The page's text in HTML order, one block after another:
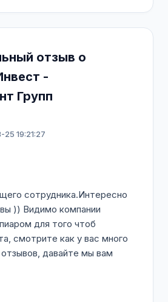
отзыв о
-
Групп
19:21:27
сотрудника.Интересно
)) Видимо компании
для того чтоб
смотрите как у вас много
давайте мы вам